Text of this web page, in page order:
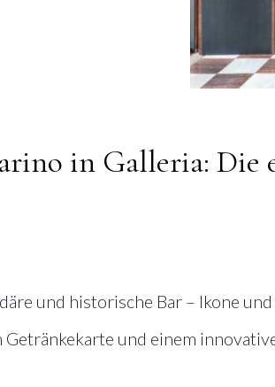
in Galleria: Die
und historische Bar – Ikone
und einem